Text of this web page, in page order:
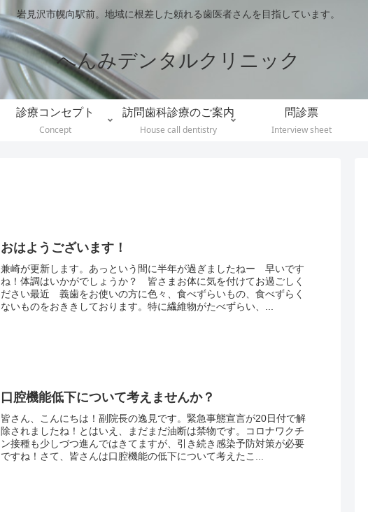
岩見沢市幌向駅前。地域に根差した頼れる歯医者さんを目指しています。
へんみデンタルクリニック
診療コンセプト
Concept
訪問歯科診療のご案内
House call dentistry
問診票
Interview sheet
おはようございます！
兼崎が更新します。あっという間に半年が過ぎましたねー 早いです
ね！体調はいかがでしょうか？ 皆さまお体に気を付けてお過ごしく
ださい最近 義歯をお使いの方に色々、食べずらいもの、食べずらく
ないものをおききしております。特に繊維物がたべずらい、...
口腔機能低下について考えませんか？
皆さん、こんにちは！副院長の逸見です。緊急事態宣言が20日付で解
除されましたね！とはいえ、まだまだ油断は禁物です。コロナワクチ
ン接種も少しづつ進んではきてますが、引き続き感染予防対策が必要
ですね！さて、皆さんは口腔機能の低下について考えたこ...